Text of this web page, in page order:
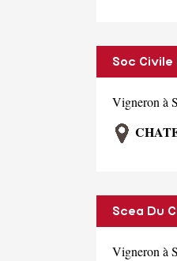
Soc
Vigneron à
Scea Du
Vigneron à